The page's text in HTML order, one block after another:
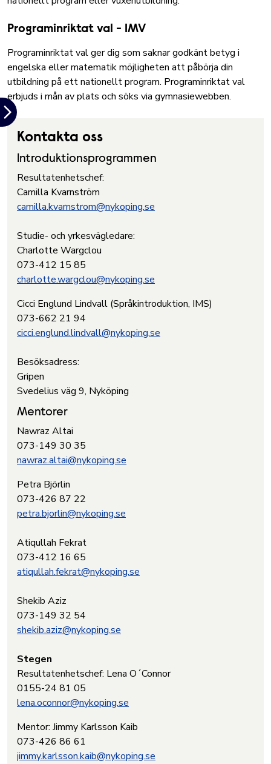
Programinriktat val - IMV
Programinriktat val ger dig som saknar godkänt betyg i
engelska eller matematik möjligheten att påbörja din
utbildning på ett nationellt program. Programinriktat val
erbjuds i mån av plats och söks via gymnasiewebben.
Kontakta oss
Introduktionsprogrammen
Resultatenhetschef:
Camilla Kvarnström
camilla.kvarnstrom@nykoping.se
Studie- och yrkesvägledare:
Charlotte Wargclou
073-412 15 85
charlotte.wargclou@nykoping.se
Cicci Englund Lindvall (Språkintroduktion, IMS)
073-662 21 94
cicci.englund.lindvall@nykoping.se
Besöksadress:
Gripen
Svedelius väg 9, Nyköping
Mentorer
Nawraz Altai
073-149 30 35
nawraz.altai@nykoping.se
Petra Björlin
073-426 87 22
petra.bjorlin@nykoping.se
Atiqullah Fekrat
073-412 16 65
atiqullah.fekrat@nykoping.se
Shekib Aziz
073-149 32 54
shekib.aziz@nykoping.se
Stegen
Resultatenhetschef: Lena O´Connor
0155-24 81 05
lena.oconnor@nykoping.se
Mentor: Jimmy Karlsson Kaib
073-426 86 61
jimmy.karlsson.kaib@nykoping.se